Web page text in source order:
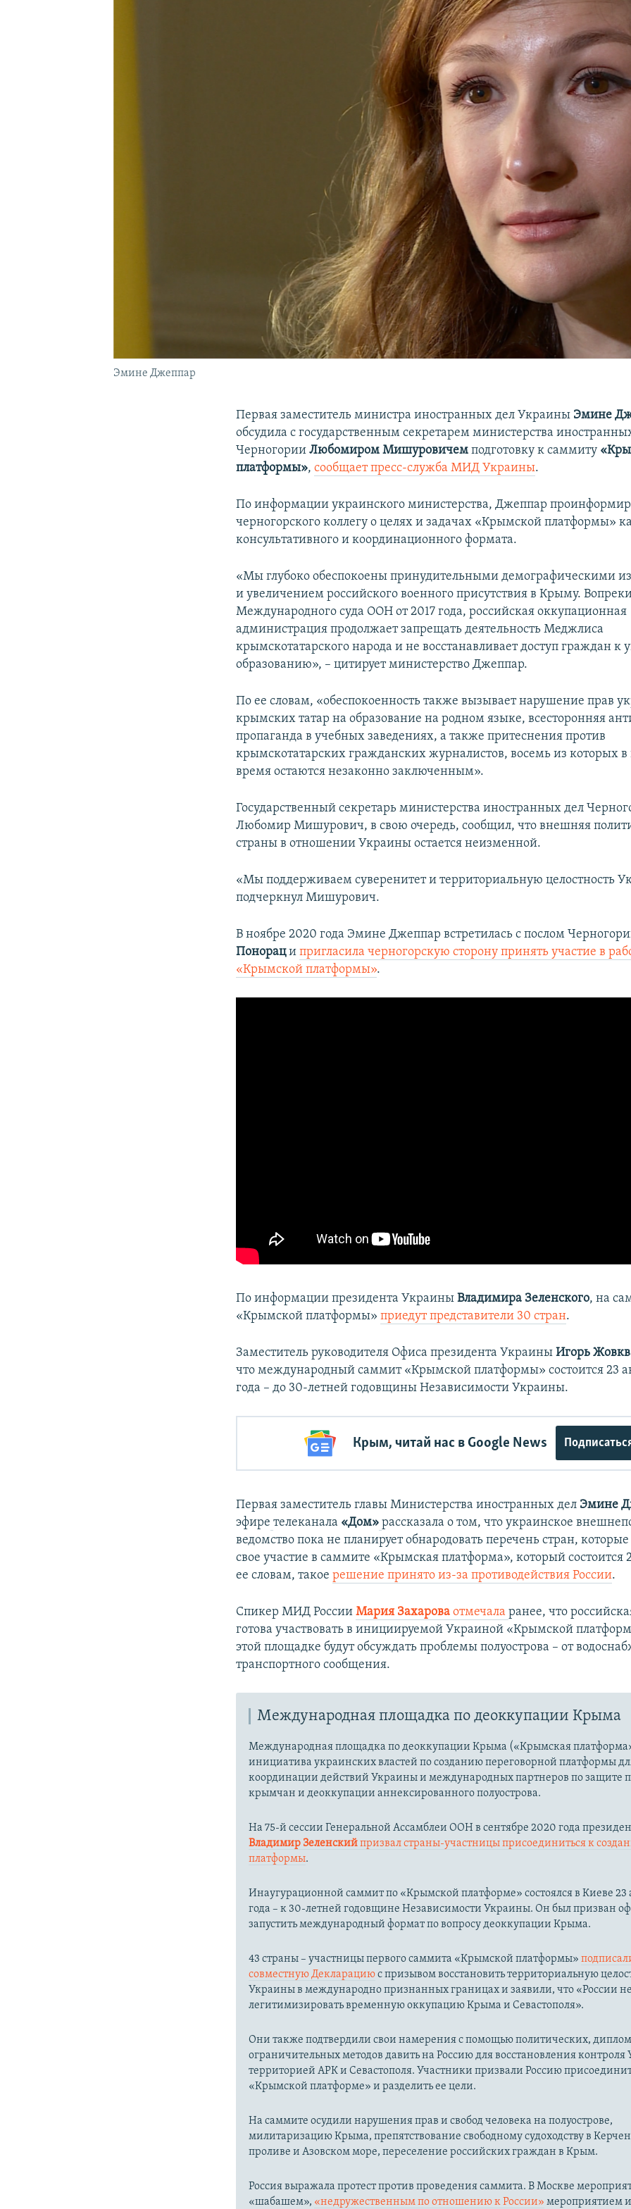
Эмине Джеппар
Первая заместитель министра иностранных дел Украины Эмине
обсудила с государственным секретарем министерства
ЧерногорииЛюбомиром Мишуровичем подготовку к саммиту
платформы»,сообщает пресс-служба МИД Украины.
По информации украинского министерства, Джеппар
черногорского коллегу о целях и задачах «Крымской платформы»
консультативного и координационного формата.
«Мы глубоко обеспокоены принудительными демографическими
и увеличением российского военного присутствия в Крыму.
Международного суда ООН от 2017 года, российская оккупационная
администрация продолжает запрещать деятельность Меджлиса
крымскотатарского народа и не восстанавливает доступ граждан к
образованию», – цитирует министерство Джеппар.
По ее словам, «обеспокоенность также вызывает нарушение прав
крымских татар на образование на родном языке, всесторонняя
пропаганда в учебных заведениях, а также притеснения против
крымскотатарских гражданских журналистов, восемь из которых в
время остаются незаконно заключенным».
Государственный секретарь министерства иностранных дел
Любомир Мишурович, в свою очередь, сообщил, что внешняя
страны в отношении Украины остается неизменной.
«Мы поддерживаем суверенитет и территориальную целостность
подчеркнул Мишурович.
В ноябре 2020 года Эмине Джеппар встретилась с послом
Понораципригласила черногорскую сторону принять участие в
«Крымской платформы».
По информации президента УкраиныВладимира Зеленского, на
«Крымской платформы»приедут представители 30 стран.
Заместитель руководителя Офиса президента УкраиныИгорь
что международный саммит «Крымской платформы» состоится 23
года – до 30-летней годовщины Независимости Украины.
Крым, читай нас в Google News
Первая заместитель главы Министерства иностранных дел Эмине
эфире телеканала «Дом» рассказала о том, что украинское
ведомство пока не планирует обнародовать перечень стран,
свое участие в саммите «Крымская платформа», который состоится
ее словам, такоерешение принято из-за противодействия России.
Спикер МИД России Мария Захарова отмечала ранее, что
готова участвовать в инициируемой Украиной «Крымской
этой площадке будут обсуждать проблемы полуострова – от
транспортного сообщения.
Международная площадка по деоккупации Крыма
Международная площадка по деоккупации Крыма («Крымская
инициатива украинских властей по созданию переговорной платформы
координации действий Украины и международных партнеров по защите
крымчан и деоккупации аннексированного полуострова.
На 75-й сессии Генеральной Ассамблеи ООН в сентябре 2020 года
Владимир Зеленскийпризвал страны-участницы присоединиться к
платформы.
Инаугурационной саммит по «Крымской платформе» состоялся в Киеве 23
года – к 30-летней годовщине Независимости Украины. Он был призван
запустить международный формат по вопросу деоккупации Крыма.
43 страны – участницы первого саммита «Крымской платформы»
совместную Декларациюс призывом восстановить территориальную
Украины в международно признанных границах и заявили, что «России не
легитимизировать временную оккупацию Крыма и Севастополя».
Они также подтвердили свои намерения с помощью политических,
ограничительных методов давить на Россию для восстановления
территорией АРК и Севастополя. Участники призвали Россию
«Крымской платформе» и разделить ее цели.
На саммите осудили нарушения прав и свобод человека на полуострове,
милитаризацию Крыма, препятствование свободному судоходству в
проливе и Азовском море, переселение российских граждан в Крым.
Россия выражала протест против проведения саммита. В Москве
«шабашем», «недружественным по отношению к России» мероприятием и